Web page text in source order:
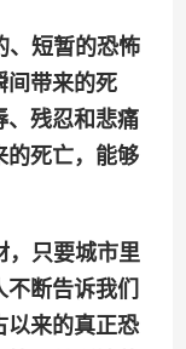
、短暂的恐怖
间带来的死
、残忍和悲痛
的死亡，能够
，只要城市里
断告诉我们
以来的真正恐